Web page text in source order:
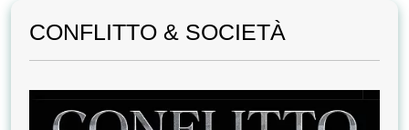
CONFLITTO & SOCIETÀ